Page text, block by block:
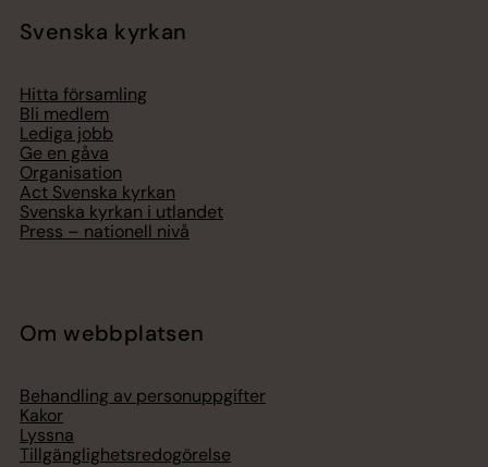
Svenska kyrkan
Hitta församling
Bli medlem
Lediga jobb
Ge en gåva
Organisation
Act Svenska kyrkan
Svenska kyrkan i utlandet
Press – nationell nivå
Om webbplatsen
Behandling av personuppgifter
Kakor
Lyssna
Tillgänglighetsredogörelse